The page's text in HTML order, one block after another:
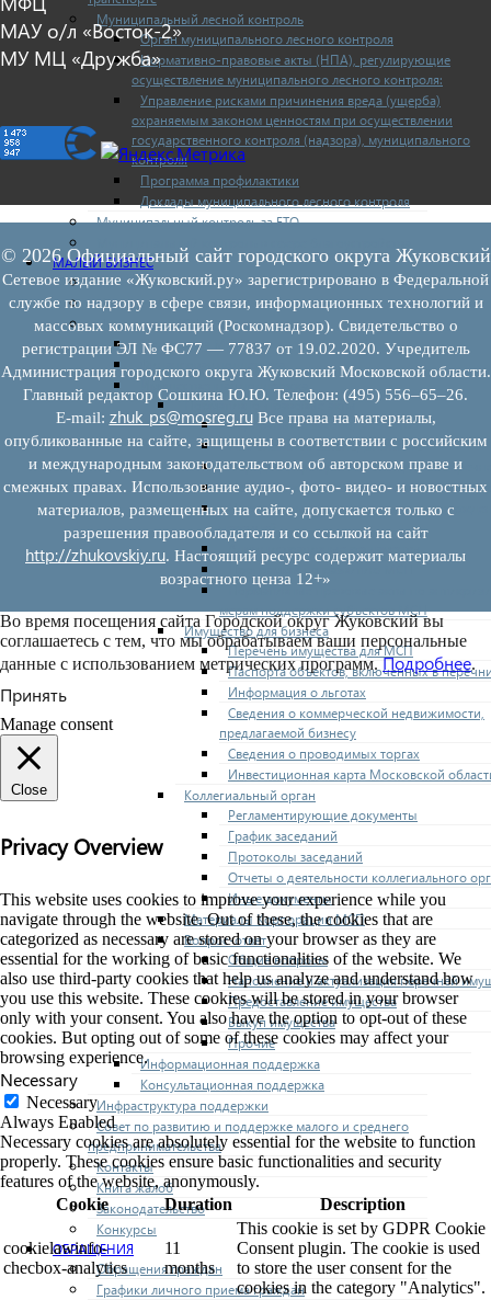
Муниципальный лесной контроль
Орган муниципального лесного контроля
Нормативно-правовые акты (НПА), регулирующие
осуществление муниципального лесного контроля:
Управление рисками причинения вреда (ущерба)
охраняемым законом ценностям при осуществлении
государственного контроля (надзора), муниципального
контроля
Программа профилактики
Доклады муниципального лесного контроля
Муниципальный контроль за ЕТО
МАЛЫЙ БИЗНЕС
Прием предпринимателей
Новости МСП
Поддержка МСП
Поддержка МСП
Финансовая поддержка
Имущественная поддержка
Нормативно-правовые акты
Федеральное законодательство
Региональное законодательство
Порядок формирования и ведения
Порядок предоставления имущества из
Нормативные правовые акты по
перечней
Административные регламенты
Программы по развитию МСП
Нормативные правовые акты по
мерам поддержки субъектов МСП
Имущество для бизнеса
Перечень имущества для МСП
Паспорта объектов, включенных в
Информация о льготах
Сведения о коммерческой недвижимости,
предлагаемой бизнесу
Сведения о проводимых торгах
Инвестиционная карта Московской
Коллегиальный орган
Регламентирующие документы
График заседаний
Протоколы заседаний
Отчеты о деятельности коллегиального
Иные документы
Материалы Корпорации МСП
Вопрос-ответ
Общие вопросы
Наполнение и актуализация перечней
Предоставление имущества
Выкуп имущества
Прочие
Информационная поддержка
Консультационная поддержка
Инфраструктура поддержки
Совет по развитию и поддержке малого и среднего
предпринимательства
Контакты
Книга жалоб
Законодательство
Конкурсы
ОБРАЩЕНИЯ
Обращения граждан
Графики личного приема граждан
МАУ о/л «Восток-2»
МУ МЦ «Дружба»
© 2026 Официальный сайт городского округа Жуковский
Сетевое издание «Жуковский.ру» зарегистрировано в Федеральной
службе по надзору в сфере связи, информационных технологий и
массовых коммуникаций (Роскомнадзор). Свидетельство о
регистрации ЭЛ № ФС77 — 77837 от 19.02.2020. Учредитель
Администрация городского округа Жуковский Московской области.
Главный редактор Сошкина Ю.Ю. Телефон: (495) 556–65–26.
E‑mail: zhuk_ps@mosreg.ruВсе права на материалы,
опубликованные на сайте, защищены в соответствии с российским
и международным законодательством об авторском праве и
смежных правах. Использование аудио-, фото- видео- и новостных
материалов, размещенных на сайте, допускается только с
разрешения правообладателя и со ссылкой на сайт
http://zhukovskiy.ru. Настоящий ресурс содержит материалы
возрастного ценза 12+»
Во время посещения сайта Городской округ Жуковский вы
соглашаетесь с тем, что мы обрабатываем ваши персональные
данные с использованием метрических программ.Подробнее.
Принять
Manage consent
Close
Privacy Overview
This website uses cookies to improve your experience while you
navigate through the website. Out of these, the cookies that are
categorized as necessary are stored on your browser as they are
essential for the working of basic functionalities of the website. We
also use third-party cookies that help us analyze and understand how
you use this website. These cookies will be stored in your browser
only with your consent. You also have the option to opt-out of these
cookies. But opting out of some of these cookies may affect your
browsing experience.
Necessary
Necessary
Always Enabled
Necessary cookies are absolutely essential for the website to function
properly. These cookies ensure basic functionalities and security
features of the website, anonymously.
Cookie
Duration Description
cookielawinfo-
checbox-analytics
11
months
This cookie is set by GDPR Cookie
Consent plugin. The cookie is used
to store the user consent for the
cookies in the category "Analytics".